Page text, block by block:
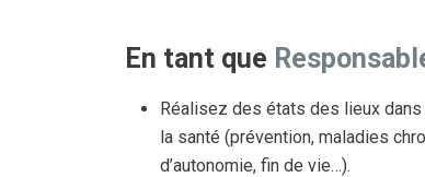
En tant que
Réalisez des états des lieux
la santé (prévention, maladies
d’autonomie, fin de vie…).